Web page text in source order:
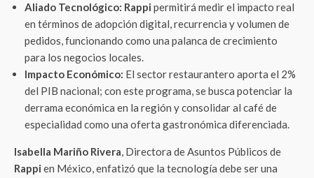
Aliado Tecnológico: Rappi permitirá medir el impacto real
en términos de adopción digital, recurrencia y volumen de
pedidos, funcionando como una palanca de crecimiento
para los negocios locales.
Impacto Económico: El sector restaurantero aporta el 2%
del PIB nacional; con este programa, se busca potenciar la
derrama económica en la región y consolidar al café de
especialidad como una oferta gastronómica diferenciada.
Isabella Mariño Rivera, Directora de Asuntos Públicos de
Rappi en México, enfatizó que la tecnología debe ser una